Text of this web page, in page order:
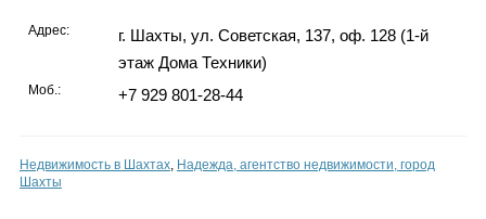
Адрес:
г. Шахты, ул. Советская, 137, оф. 128 (1-й
этаж Дома Техники)
Моб.: +7 929 801-28-44
Недвижимость в Шахтах, Надежда, агентство недвижимости, город
Шахты